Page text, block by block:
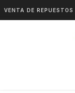
VENTA DE